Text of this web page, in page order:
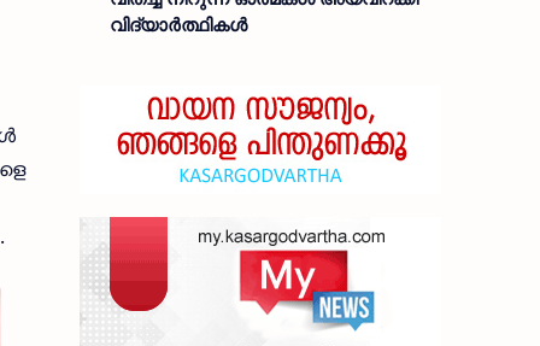
വിദ്യാര്‍ത്ഥികള്‍